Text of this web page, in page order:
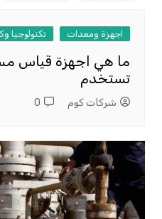
اجهزة ومعدات تكنولوجيا
ما هي اجهزة قياس
تستخدم
شركات كوم 0